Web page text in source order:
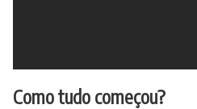
Como tudo começou?